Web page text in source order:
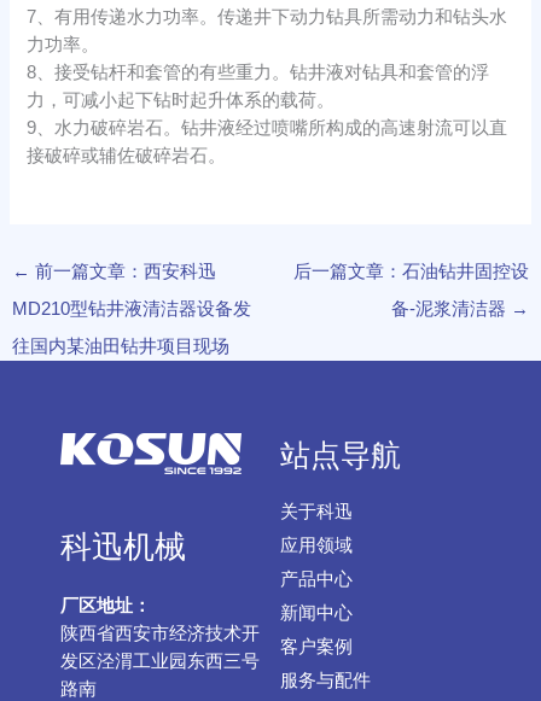
7、有用传递水力功率。传递井下动力钻具所需动力和钻头水
力功率。
8、接受钻杆和套管的有些重力。钻井液对钻具和套管的浮
力，可减小起下钻时起升体系的载荷。
9、水力破碎岩石。钻井液经过喷嘴所构成的高速射流可以直
接破碎或辅佐破碎岩石。
← 前一篇文章：西安科迅
MD210型钻井液清洁器设备发
往国内某油田钻井项目现场
后一篇文章：石油钻井固控设
备-泥浆清洁器 →
科迅机械
厂区地址：
陕西省西安市经济技术开
发区泾渭工业园东西三号
路南
站点导航
关于科迅
应用领域
产品中心
新闻中心
客户案例
服务与配件